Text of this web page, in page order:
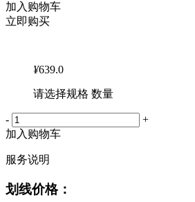
加入购物车
立即购买
¥639.0
请选择规格 数量
-
+
加入购物车
服务说明
划线价格：